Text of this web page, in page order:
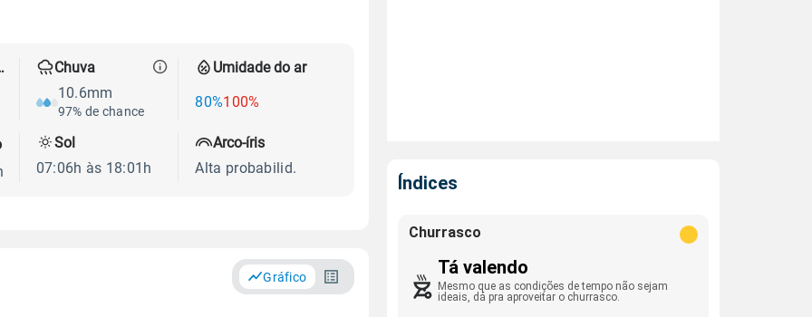
Chuva
10.6mm
97% de chance
Umidade do ar
80%100%
Sol
07:06h às 18:01h
Arco-íris
Alta probabilid.
Gráfico
Índices
Churrasco
Tá valendo
Mesmo que as condições de tempo não sejam
ideais, dá pra aproveitar o churrasco.